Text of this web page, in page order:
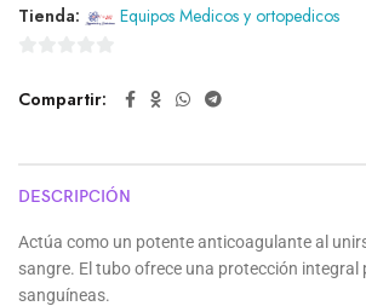
Tienda: Equipos Medicos y ortopedicos
de
Compartir
DESCRIPCIÓN
Actúa como un potente anticoagulante al
sangre. El tubo ofrece una protección integral
sanguíneas.